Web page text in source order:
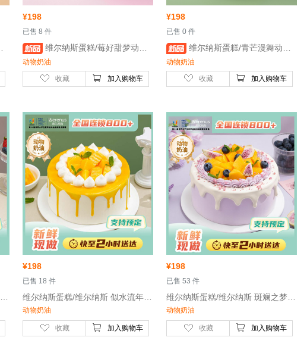
¥198
已售 8 件
维尔纳斯蛋糕/莓好甜梦动物奶油蛋糕/6英寸- 鸡蛋、稀奶油、牛奶
动物奶油
收藏 加入购物车
¥198
已售 0 件
维尔纳斯蛋糕/青芒漫舞动物奶油蛋糕/6英寸- 鸡蛋、稀奶油、牛奶
动物奶油
收藏 加入购物车
¥198
已售 18 件
动物奶油
收藏 加入购物车
¥198
已售 53 件
动物奶油
收藏 加入购物车